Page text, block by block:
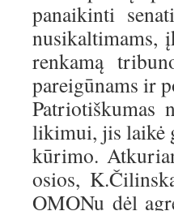
panaikinti
nusikaltimams,
renkamą
pareigūnams ir
Patriotiškumas
likimui, jis laikė
kūrimo.
osios,
OMONu dėl